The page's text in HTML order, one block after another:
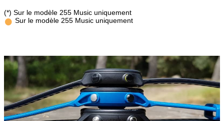
(*) Sur le modèle 255 Music uniquement
• Sur le modèle 255 Music uniquement